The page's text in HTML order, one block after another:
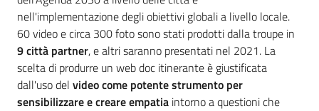
nell'implementazione degli obiettivi globali a livello locale.
60 video e circa 300 foto sono stati prodotti dalla troupe in
9 città partner, e altri saranno presentati nel 2021. La
scelta di produrre un web doc itinerante è giustificata
dall'uso del video come potente strumento per
sensibilizzare e creare empatia intorno a questioni che